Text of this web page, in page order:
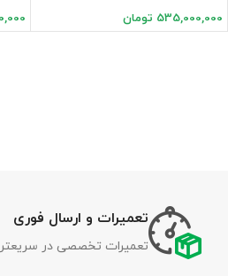
535,000,000 تومان
تعمیرات و ارسال فوری
تعمیرات تخصصی در